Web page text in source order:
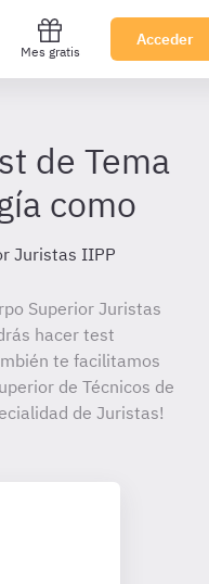
Mes gratis
Acceder
de Tema
como
Juristas IIPP
Superior Juristas
hacer test
te facilitamos
de Técnicos de
de Juristas!